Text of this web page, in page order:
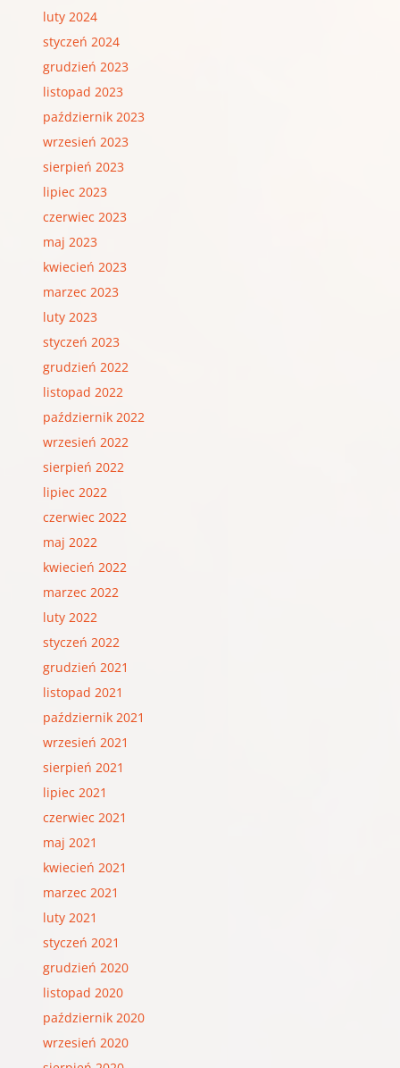
luty 2024
styczeń 2024
grudzień 2023
listopad 2023
październik 2023
wrzesień 2023
sierpień 2023
lipiec 2023
czerwiec 2023
maj 2023
kwiecień 2023
marzec 2023
luty 2023
styczeń 2023
grudzień 2022
listopad 2022
październik 2022
wrzesień 2022
sierpień 2022
lipiec 2022
czerwiec 2022
maj 2022
kwiecień 2022
marzec 2022
luty 2022
styczeń 2022
grudzień 2021
listopad 2021
październik 2021
wrzesień 2021
sierpień 2021
lipiec 2021
czerwiec 2021
maj 2021
kwiecień 2021
marzec 2021
luty 2021
styczeń 2021
grudzień 2020
listopad 2020
październik 2020
wrzesień 2020